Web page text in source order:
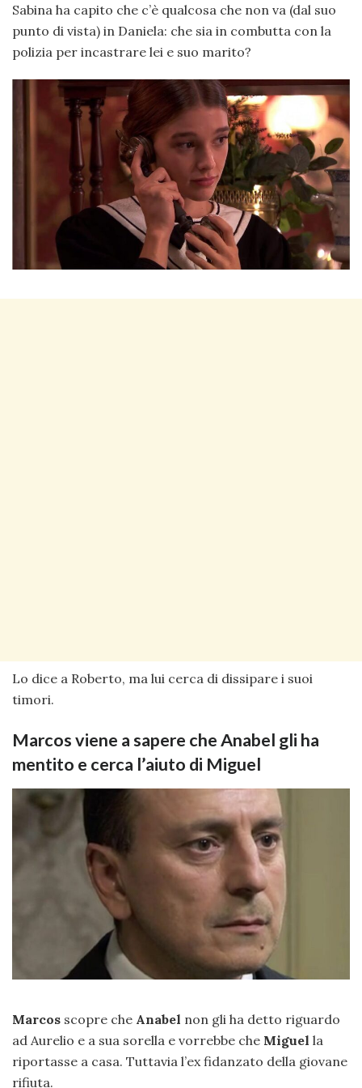
Sabina ha capito che c’è qualcosa che non va (dal suo
punto di vista) in Daniela: che sia in combutta con la
polizia per incastrare lei e suo marito?
Lo dice a Roberto, ma lui cerca di dissipare i suoi
timori.
Marcos viene a sapere che Anabel gli ha
mentito e cerca l’aiuto di Miguel
Marcos scopre che Anabel non gli ha detto riguardo
ad Aurelio e a sua sorella e vorrebbe che Miguel la
riportasse a casa. Tuttavia l’ex fidanzato della giovane
rifiuta.